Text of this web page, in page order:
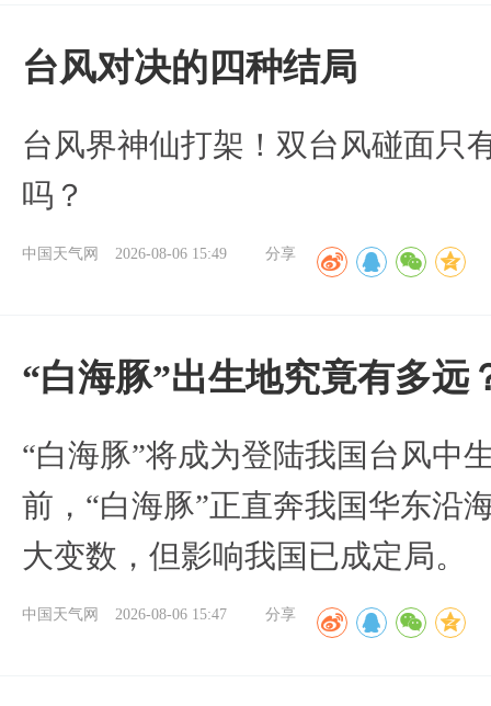
台风对决的四种结局
台风界神仙打架！双台风碰面只
吗？
中国天气网 2026-08-06 15:49 分享
“白海豚”出生地究竟有多远
“白海豚”将成为登陆我国台风中
前，“白海豚”正直奔我国华东沿
大变数，但影响我国已成定局。
中国天气网 2026-08-06 15:47 分享